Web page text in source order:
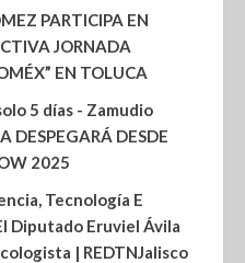
PARTICIPA EN
JORNADA
EN TOLUCA
5 días - Zamudio
DESPEGARÁ DESDE
2025
Tecnología E
Diputado Eruviel Ávila
| REDTNJalisco